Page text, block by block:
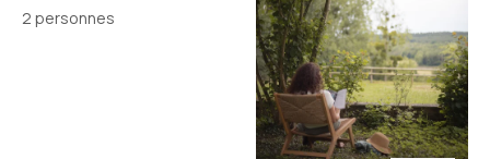
2 personnes